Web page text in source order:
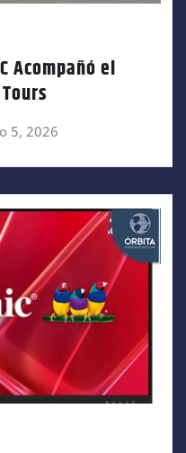
Acompañó el
5, 2026